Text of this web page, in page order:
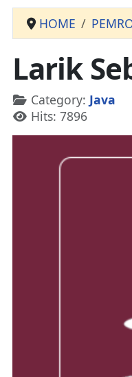
HOME
Larik
Details
Category: Java
Hits: 7896